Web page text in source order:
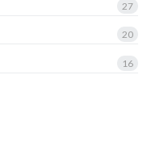
27
20
16